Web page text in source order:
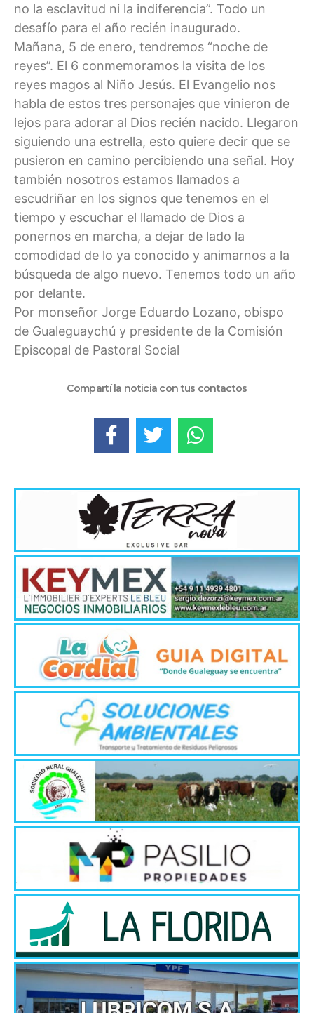
no la esclavitud ni la indiferencia”. Todo un
desafío para el año recién inaugurado.
Mañana, 5 de enero, tendremos “noche de
reyes”. El 6 conmemoramos la visita de los
reyes magos al Niño Jesús. El Evangelio nos
habla de estos tres personajes que vinieron de
lejos para adorar al Dios recién nacido. Llegaron
siguiendo una estrella, esto quiere decir que se
pusieron en camino percibiendo una señal. Hoy
también nosotros estamos llamados a
escudriñar en los signos que tenemos en el
tiempo y escuchar el llamado de Dios a
ponernos en marcha, a dejar de lado la
comodidad de lo ya conocido y animarnos a la
búsqueda de algo nuevo. Tenemos todo un año
por delante.
Por monseñor Jorge Eduardo Lozano, obispo
de Gualeguaychú y presidente de la Comisión
Episcopal de Pastoral Social
Compartí la noticia con tus contactos